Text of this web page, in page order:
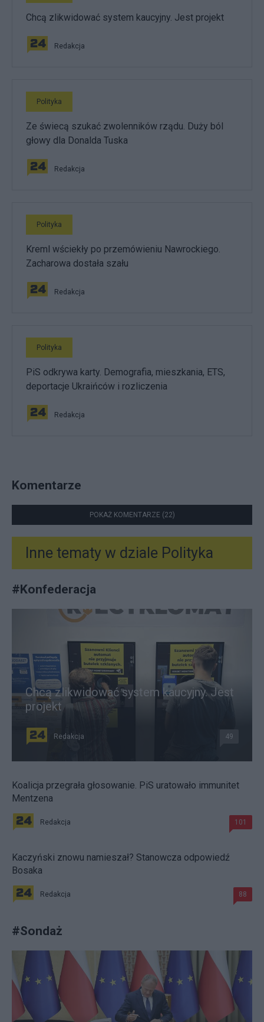
Chcą zlikwidować system kaucyjny. Jest projekt
Redakcja
Polityka
Ze świecą szukać zwolenników rządu. Duży ból
głowy dla Donalda Tuska
Redakcja
Polityka
Kreml wściekły po przemówieniu Nawrockiego.
Zacharowa dostała szału
Redakcja
Polityka
PiS odkrywa karty. Demografia, mieszkania, ETS,
deportacje Ukraińców i rozliczenia
Redakcja
Komentarze
POKAŻ KOMENTARZE (22)
Inne tematy w dziale Polityka
#Konfederacja
Chcą zlikwidować system kaucyjny. Jest
projekt
Redakcja 49
Koalicja przegrała głosowanie. PiS uratowało immunitet
Mentzena
Redakcja 101
Kaczyński znowu namieszał? Stanowcza odpowiedź
Bosaka
Redakcja 88
#Sondaż